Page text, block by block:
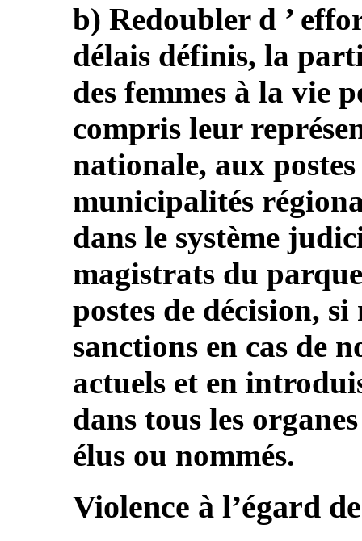
b) Redoubler d ’
délais définis, la
des femmes à la vie
compris leur
nationale, aux
municipalités
dans le système
magistrats du
postes de décision,
sanctions en cas de
actuels et en
dans tous les
élus ou nommés.
Violence à l’égard